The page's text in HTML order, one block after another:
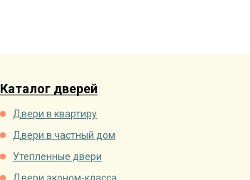
Каталог дверей
Двери в квартиру
Двери в частный дом
Утепленные двери